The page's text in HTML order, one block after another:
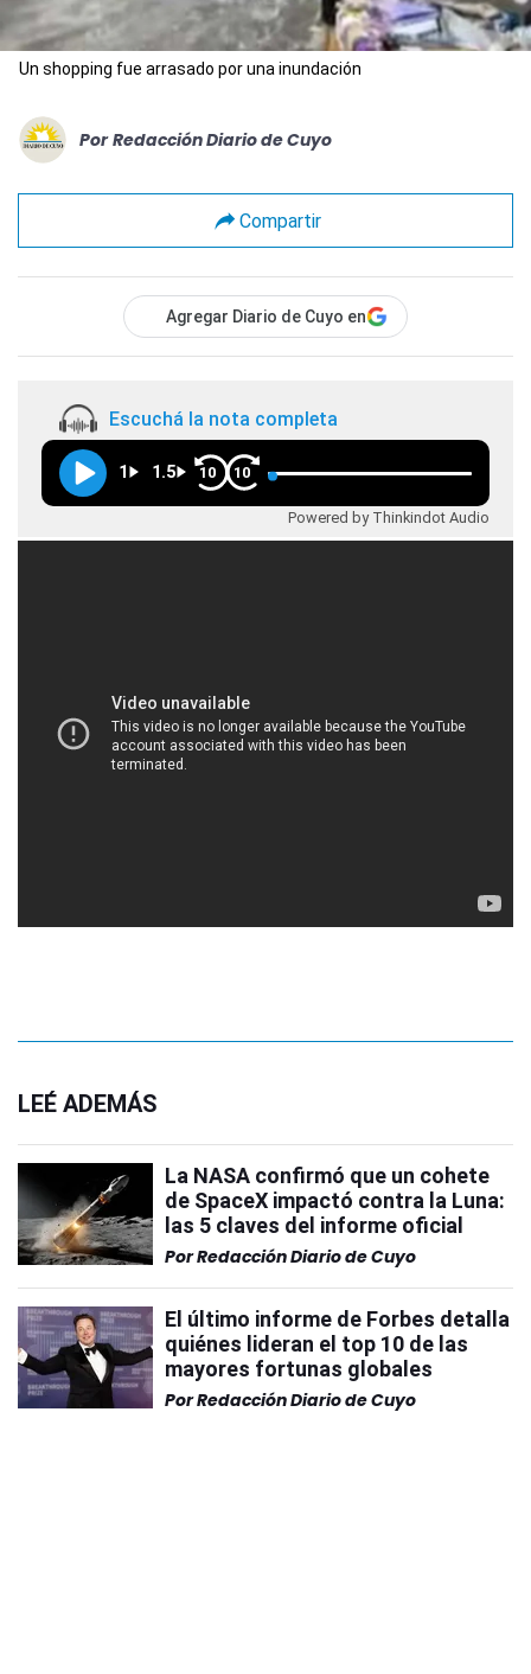
Un shopping fue arrasado por una inundación
Por Redacción Diario de Cuyo
Compartir
Agregar Diario de Cuyo en
Escuchá la nota completa
1 1.5 10 10
Powered by Thinkindot Audio
LEÉ ADEMÁS
La NASA confirmó que un cohete
de SpaceX impactó contra la Luna:
las 5 claves del informe oficial
PorRedacción Diario de Cuyo
El último informe de Forbes detalla
quiénes lideran el top 10 de las
mayores fortunas globales
PorRedacción Diario de Cuyo